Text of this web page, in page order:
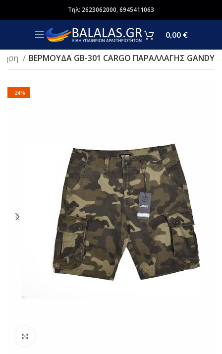
Τηλ: 2623062000,6945411063
0,00 €
ΒΕΡΜΟΥΔΑ GB-301 CARGO ΠΑΡΑΛΛΑΓΗΣ GANDY
-24%